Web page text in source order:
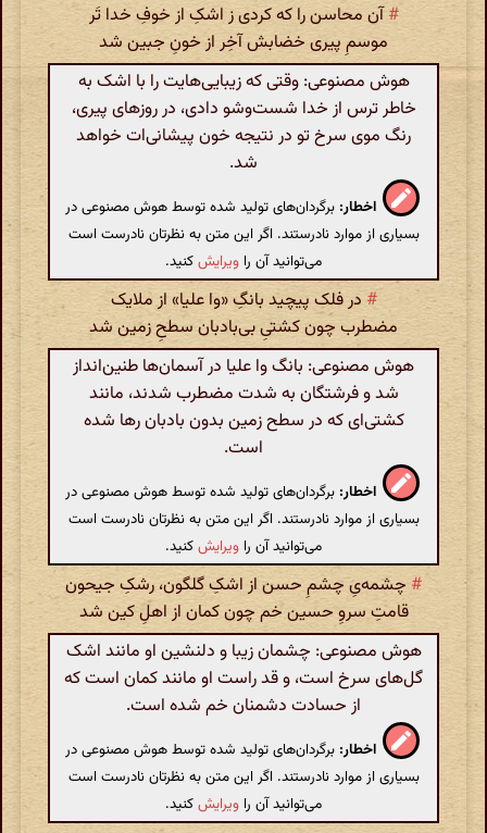
#آن محاسن را که کردی ز اشکِ از خوفِ خدا تَر
موسمِ پیری خضابش آخِر از خونِ جبین شد
هوش مصنوعی: وقتی که زیبایی‌هایت را با اشک به
خاطر ترس از خدا شست‌وشو دادی، در روزهای پیری،
رنگ موی سرخ تو در نتیجه خون پیشانی‌ات خواهد
شد.
اخطار: برگردان‌های تولید شده توسط هوش مصنوعی در
بسیاری از موارد نادرستند. اگر این متن به نظرتان نادرست است
می‌توانید آن را ویرایشکنید.
# در فلک پیچید بانگِ «وا علیا» از ملایک
مضطرب چون کشتیِ بی‌بادبان سطحِ زمین شد
هوش مصنوعی: بانگ وا علیا در آسمان‌ها طنین‌انداز
شد و فرشتگان به شدت مضطرب شدند، مانند
کشتی‌ای که در سطح زمین بدون بادبان رها شده
است.
اخطار: برگردان‌های تولید شده توسط هوش مصنوعی در
بسیاری از موارد نادرستند. اگر این متن به نظرتان نادرست است
می‌توانید آن را ویرایشکنید.
# چشمه‌یِ چشمِ حسن از اشکِ گلگون، رشکِ جیحون
قامتِ سروِ حسین خم چون کمان از اهلِ کین شد
هوش مصنوعی: چشمان زیبا و دلنشین او مانند اشک
گل‌های سرخ است، و قد راست او مانند کمان است که
از حسادت دشمنان خم شده است.
اخطار: برگردان‌های تولید شده توسط هوش مصنوعی در
بسیاری از موارد نادرستند. اگر این متن به نظرتان نادرست است
می‌توانید آن را ویرایشکنید.